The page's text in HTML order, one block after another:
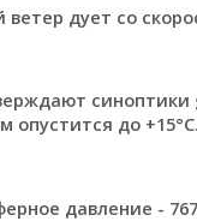
дует со
опустится до
давление -